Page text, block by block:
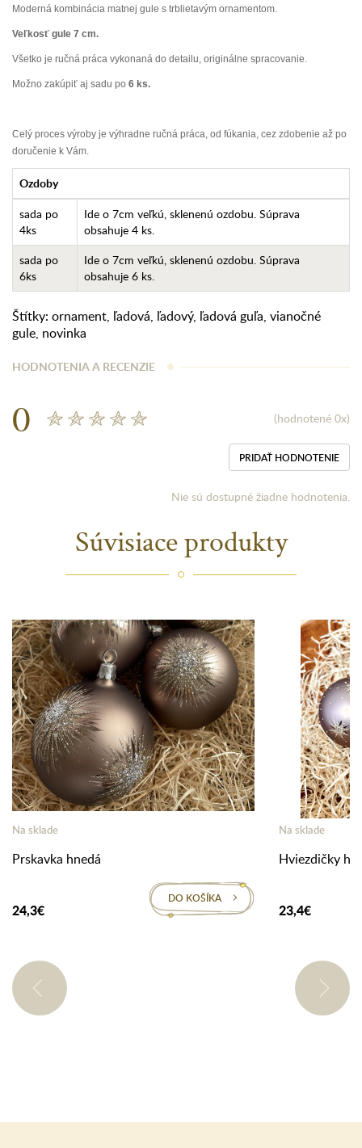
Moderná kombinácia matnej gule s trblietavým ornamentom.
Veľkosť gule 7 cm.
Všetko je ručná práca vykonaná do detailu, originálne spracovanie.
Možno zakúpiť aj sadu po 6 ks.
Celý proces výroby je výhradne ručná práca, od fúkania, cez zdobenie až po
doručenie k Vám.
Ozdoby
sada po
4ks
Ide o 7cm veľkú, sklenenú ozdobu. Súprava
obsahuje 4 ks.
sada po
6ks
Ide o 7cm veľkú, sklenenú ozdobu. Súprava
obsahuje 6 ks.
Štítky: ornament, ľadová, ľadový, ľadová guľa, vianočné
gule, novinka
HODNOTENIA A RECENZIE
0 (hodnotené 0x)
PRIDAŤ HODNOTENIE
Nie sú dostupné žiadne hodnotenia.
Súvisiace produkty
Na sklade
Prskavka hnedá
24,3€
DO KOŠÍKA
Na sklade
Hviezdičky
23,4€